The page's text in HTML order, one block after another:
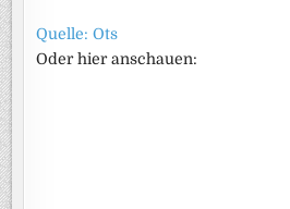
Quelle: Ots
Oder hier anschauen: